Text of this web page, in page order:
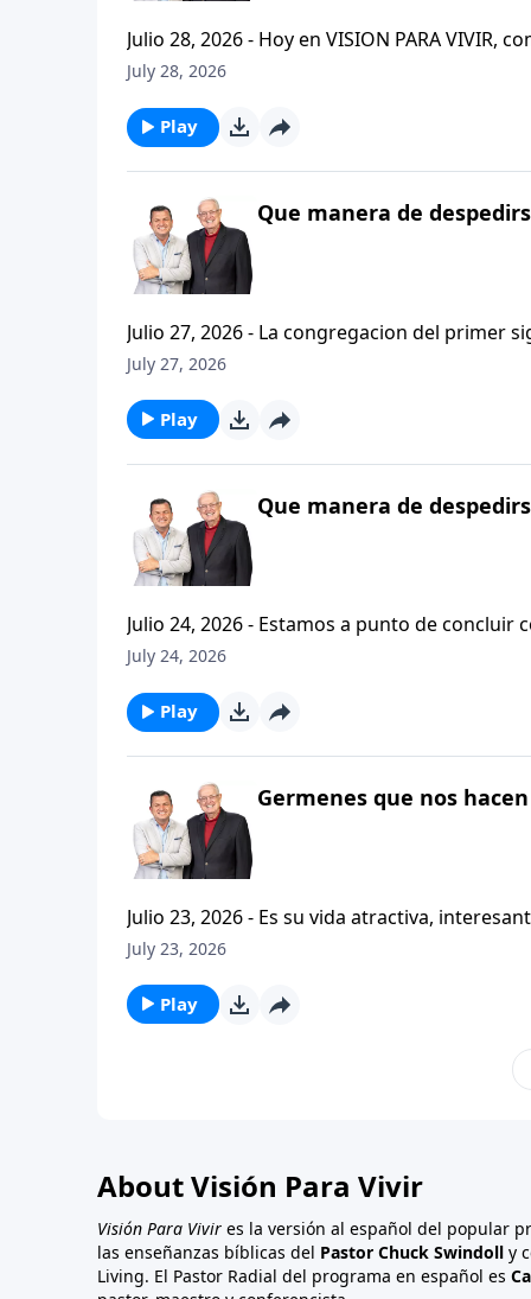
Julio 28, 2026 - Hoy en VISION PARA
CRISTIANISMO FIRME: UN ESTUDIO DE 2
el pastor Carlos A. Zazueta titulo: "ESTIMULOS
July 28, 2026
Play
Que manera de
Julio 27, 2026 - La congregacion del primer
interpersonales cristianas y genuinas. Se afirmaban mutuamente. Daban cuentas de si mismos unos con
que significa desarrollar relaciones
July 27, 2026
Play
Que manera de
Julio 24, 2026 - Estamos a punto de
tesalonicenses titulado: Cristianismo Contagioso. En este escrito vemos una despedida franca. En
a sus hijos espirituales con una bendicion
July 24, 2026
Play
Germenes que nos
Julio 23, 2026 - Es su vida atractiva, interesante o contagiosa? Bienvenido a
Carlos A. Zazueta. Actualmente estamos estudiando la primera carta a los Tesalonicenses, con esta serie
July 23, 2026
Play
About Visión Para Vivir
Visión Para Vivir es la versión al español del popular
las enseñanzas bíblicas del Pastor Chuck Swindoll y
Living. El Pastor Radial del programa en español es